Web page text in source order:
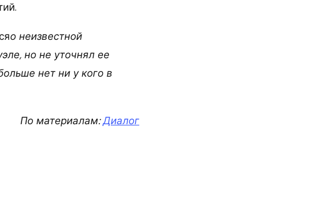
о неизвестной
но не уточнял ее
нет ни у кого в
По материалам:Диалог